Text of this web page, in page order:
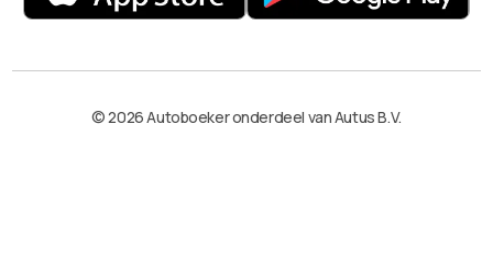
© 2026 Autoboeker onderdeel van Autus B.V.